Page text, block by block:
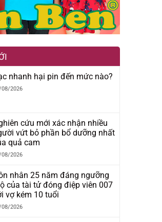
nhanh hại pin đến mức nào?
08/2026
cứu mới xác nhận nhiều
vứt bỏ phần bổ dưỡng nhất
quả cam
08/2026
nhân 25 năm đáng ngưỡng
của tài tử đóng điệp viên 007
vợ kém 10 tuổi
08/2026